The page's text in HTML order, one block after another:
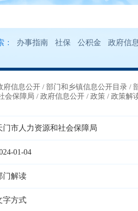
： 办事指南 社保 公积金 政府信
府信息公开 / 部门和乡镇信息公开目录 /
会保障局 / 政府信息公开 / 政策 / 政策解
门市人力资源和社会保障局
01-04
门解读
字方式